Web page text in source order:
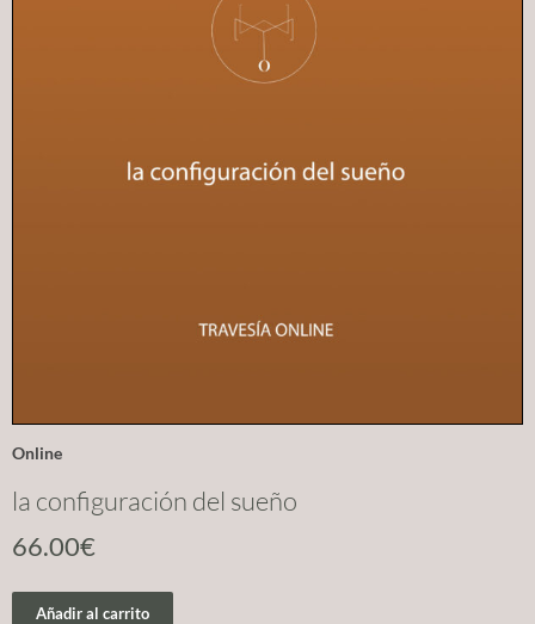
Online
la configuración del sueño
66.00€
Añadir al carrito